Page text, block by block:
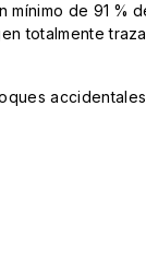
mínimo de 91 %
totalmente